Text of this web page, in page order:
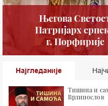
Његова
Патријарх
г. Порфирије
Најгледаније
Тишина и
Врлинослов